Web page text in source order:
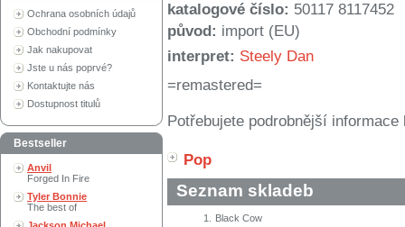
Ochrana osobních údajů
Obchodní podmínky
Jak nakupovat
Jste u nás poprvé?
Kontaktujte nás
Dostupnost titulů
Bestseller
Anvil
Forged In Fire
Tyler Bonnie
The best of
katalogové číslo: 50117 8117452
původ: import (EU)
interpret: Steely Dan
=remastered=
Potřebujete podrobnější
Pop
Seznam skladeb
1.
Black Cow